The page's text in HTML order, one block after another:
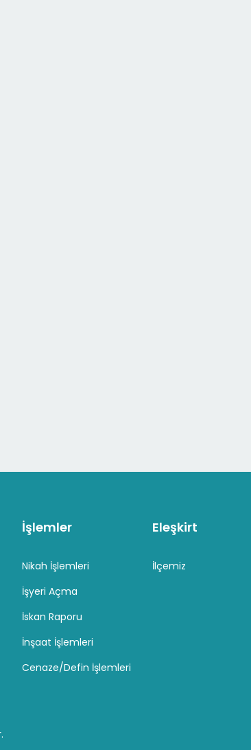
İşlemler
Nikah İşlemleri
İşyeri Açma
İskan Raporu
İnşaat İşlemleri
Cenaze/Defin İşlemleri
Eleşkirt
İlçemiz